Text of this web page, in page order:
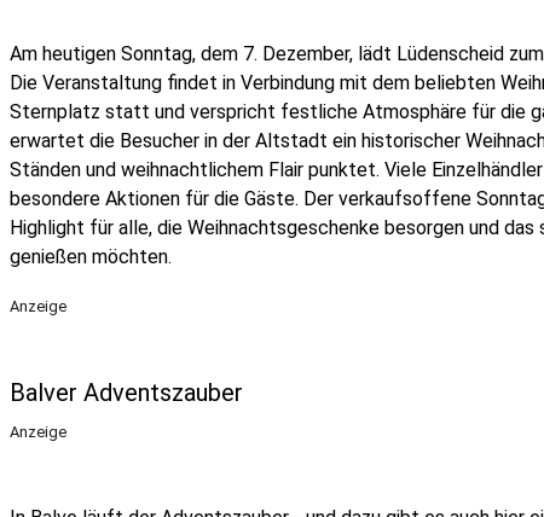
Am heutigen Sonntag, dem 7. Dezember, lädt Lüdenscheid
Die Veranstaltung findet in Verbindung mit dem beliebten
Sternplatz statt und verspricht festliche Atmosphäre für die
erwartet die Besucher in der Altstadt ein historischer
Ständen und weihnachtlichem Flair punktet. Viele
besondere Aktionen für die Gäste. Der verkaufsoffene
Highlight für alle, die Weihnachtsgeschenke besorgen und
genießen möchten.
Anzeige
Balver Adventszauber
Anzeige